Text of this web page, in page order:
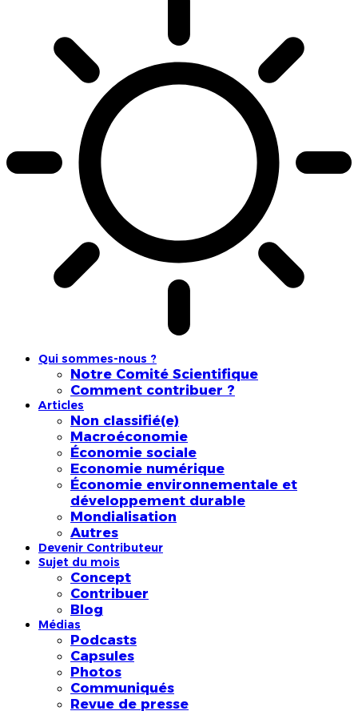
Qui sommes-nous ?
Notre Comité Scientifique
Comment contribuer ?
Articles
Non classifié(e)
Macroéconomie
Économie sociale
Economie numérique
Économie environnementale et
développement durable
Mondialisation
Autres
Devenir Contributeur
Sujet du mois
Concept
Contribuer
Blog
Médias
Podcasts
Capsules
Photos
Communiqués
Revue de presse